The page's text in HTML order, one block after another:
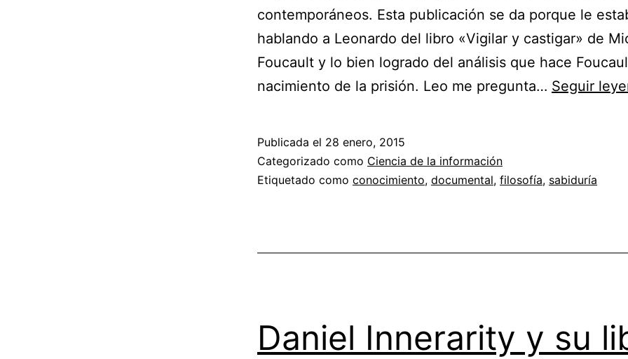
contemporáneos. Esta publicación se da porque le
hablando a Leonardo del libro «Vigilar y castigar» de
Foucault y lo bien logrado del análisis que hace
nacimiento de la prisión. Leo me pregunta… Seguir
Publicada el 28 enero, 2015
Categorizado como Ciencia de la información
Etiquetado como conocimiento, documental, filosofía, sabiduría
Daniel Innerarity y su